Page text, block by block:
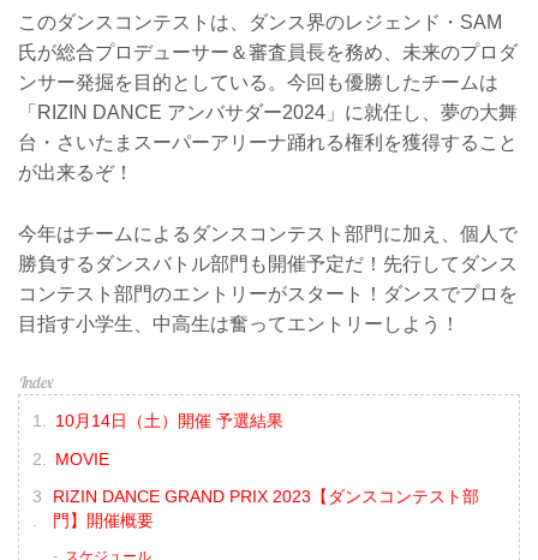
SUPER La.PANTHER P
SUPER La.PANTHER P
Ledisy
Ledisy
IoRio
ALTEMA
決勝進出チーム...
このダンスコンテストは、ダンス界のレジェンド・SAM
氏が総合プロデューサー＆審査員長を務め、未来のプロダ
ンサー発掘を目的としている。今回も優勝したチームは
「RIZIN DANCE アンバサダー2024」に就任し、夢の大舞
台・さいたまスーパーアリーナ踊れる権利を獲得すること
が出来るぞ！
今年はチームによるダンスコンテスト部門に加え、個人で
勝負するダンスバトル部門も開催予定だ！先行してダンス
コンテスト部門のエントリーがスタート！ダンスでプロを
目指す小学生、中高生は奮ってエントリーしよう！
10月14日（土）開催 予選結果
MOVIE
RIZIN DANCE GRAND PRIX 2023【ダンスコンテスト部
門】開催概要
スケジュール